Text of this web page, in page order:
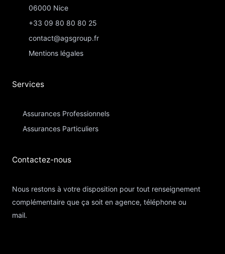
06000 Nice
+33 09 80 80 80 25
contact@agsgroup.fr
Mentions légales
Services
Assurances Professionnels
Assurances Particuliers​
Contactez-nous​
Nous restons à votre disposition pour tout renseignement
complémentaire que ça soit en agence, téléphone ou
mail.